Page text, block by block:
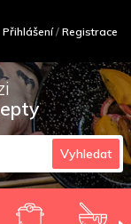
Přihlášení/ Registrace
Vyhledat